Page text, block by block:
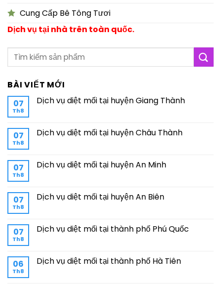
Cung Cấp Bê Tông Tươi
Dịch vụ tại nhà trên toàn quốc.
BÀI VIẾT MỚI
07
Th8
Dịch vụ diệt mối tại huyện Giang Thành
07
Th8
Dịch vụ diệt mối tại huyện Châu Thành
07
Th8
Dịch vụ diệt mối tại huyện An Minh
07
Th8
Dịch vụ diệt mối tại huyện An Biên
07
Th8
Dịch vụ diệt mối tại thành phố Phú Quốc
06
Th8
Dịch vụ diệt mối tại thành phố Hà Tiên